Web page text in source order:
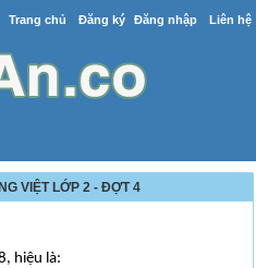
Trang chủ Đăng ký Đăng nhập Liên hệ
VIỆT LỚP 2 - ĐỢT 4
hiệu là: